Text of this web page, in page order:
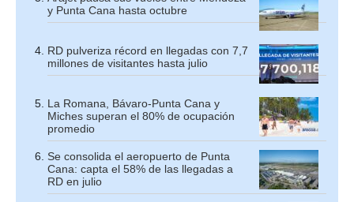
y Punta Cana hasta octubre
RD pulveriza récord en llegadas con 7,7
millones de visitantes hasta julio
La Romana, Bávaro-Punta Cana y
Miches superan el 80% de ocupación
promedio
Se consolida el aeropuerto de Punta
Cana: capta el 58% de las llegadas a
RD en julio